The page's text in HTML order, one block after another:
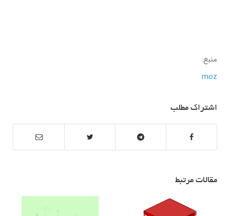
منبع:
moz
اشتراک مطلب
مقالات مرتبط